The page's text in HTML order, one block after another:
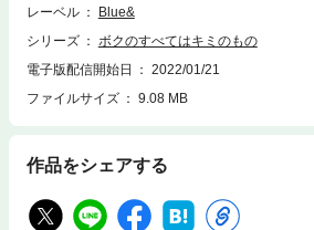
レーベル
Blue&
シリーズ
ボクのすべてはキミのもの
電子版配信開始日
2022/01/21
ファイルサイズ
9.08 MB
作品をシェアする